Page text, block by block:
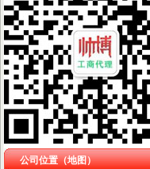
公司位置（地图）